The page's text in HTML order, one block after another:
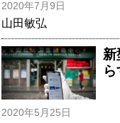
2020年7月9日
山田敏弘
新
2020年5月25日